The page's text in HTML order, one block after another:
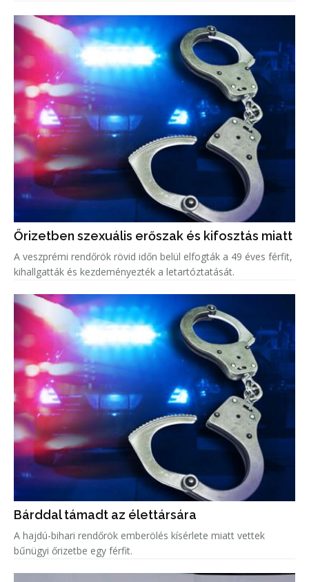
Őrizetben szexuális erőszak és kifosztás miatt
A veszprémi rendőrök rövid időn belül elfogták a 49 éves férfit,
kihallgatták és kezdeményezték a letartóztatását.
Bárddal támadt az élettársára
A hajdú-bihari rendőrök emberölés kísérlete miatt vettek
bűnügyi őrizetbe egy férfit.